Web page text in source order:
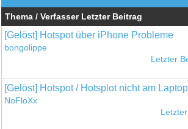
Thema / Verfasser Letzter Beitrag
[Gelöst] Hotspot über iPhone Probleme
bongolippe
Letzter
[Gelöst] Hotspot / Hotsplot nicht am
NoFloXx